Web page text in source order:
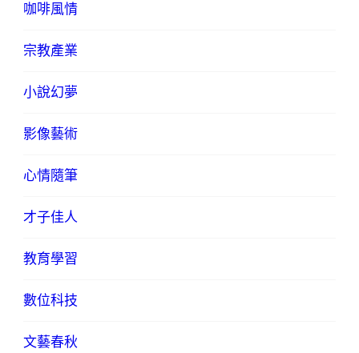
咖啡風情
宗教產業
小說幻夢
影像藝術
心情隨筆
才子佳人
教育學習
數位科技
文藝春秋